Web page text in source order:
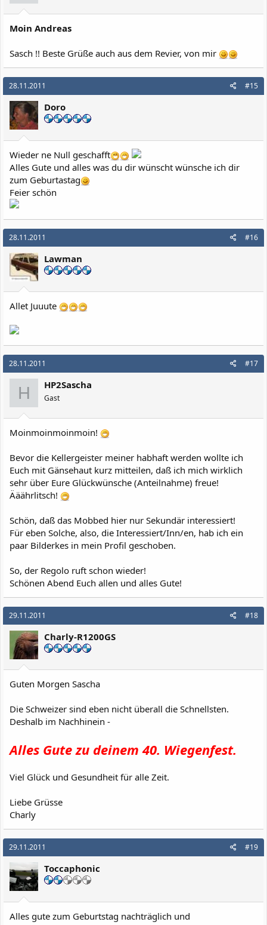
Moin Andreas
Sasch !! Beste Grüße auch aus dem Revier, von mir
28.11.2011 #15
Doro
Wieder ne Null geschafft
Alles Gute und alles was du dir wünscht wünsche ich dir
zum Geburtastag
Feier schön
28.11.2011 #16
Lawman
Allet Juuute
28.11.2011 #17
H HP2Sascha
Gast
Moinmoinmoinmoin!
Bevor die Kellergeister meiner habhaft werden wollte ich
Euch mit Gänsehaut kurz mitteilen, daß ich mich wirklich
sehr über Eure Glückwünsche (Anteilnahme) freue!
Ääährlitsch!
Schön, daß das Mobbed hier nur Sekundär interessiert!
Für eben Solche, also, die Interessiert/Inn/en, hab ich ein
paar Bilderkes in mein Profil geschoben.
So, der Regolo ruft schon wieder!
Schönen Abend Euch allen und alles Gute!
29.11.2011 #18
Charly-R1200GS
Guten Morgen Sascha
Die Schweizer sind eben nicht überall die Schnellsten.
Deshalb im Nachhinein -
Alles Gute zu deinem 40. Wiegenfest.
Viel Glück und Gesundheit für alle Zeit.
Liebe Grüsse
Charly
29.11.2011 #19
Toccaphonic
Alles gute zum Geburtstag nachträglich und